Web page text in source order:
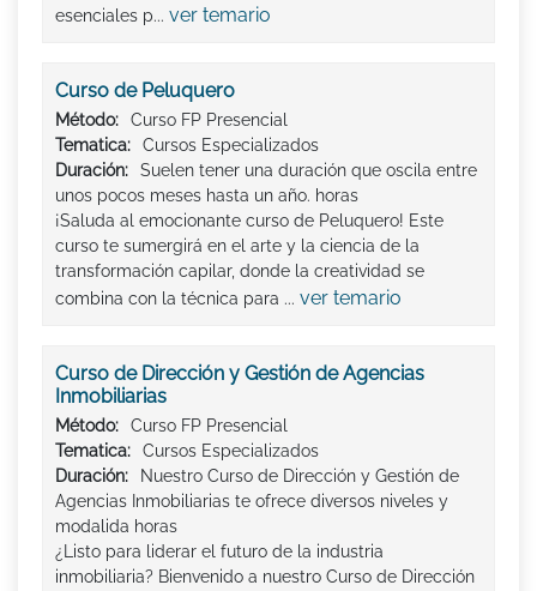
esenciales p... ver temario
Curso de Peluquero
Método:
Curso FP Presencial
Tematica:
Cursos Especializados
Duración:
Suelen tener una duración que oscila entre
unos pocos meses hasta un año. horas
¡Saluda al emocionante curso de Peluquero! Este
curso te sumergirá en el arte y la ciencia de la
transformación capilar, donde la creatividad se
combina con la técnica para ... ver temario
Curso de Dirección y Gestión de Agencias
Inmobiliarias
Método:
Curso FP Presencial
Tematica:
Cursos Especializados
Duración:
Nuestro Curso de Dirección y Gestión de
Agencias Inmobiliarias te ofrece diversos niveles y
modalida horas
¿Listo para liderar el futuro de la industria
inmobiliaria? Bienvenido a nuestro Curso de Dirección